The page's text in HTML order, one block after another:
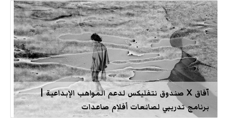
آفاق X صندوق نتفليكس لدعم المواهب الإبداعية |
برنامج تدريبي لصانعات أفلام صاعدات